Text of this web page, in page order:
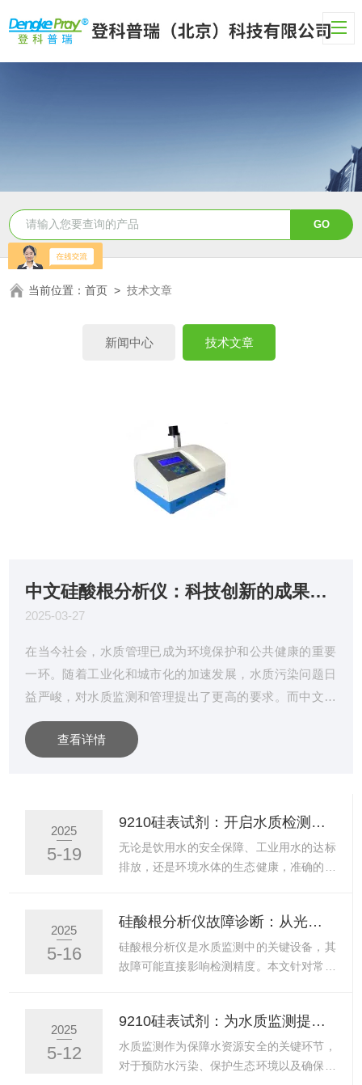
当前位置：首页 >技术文章
新闻中心 技术文章
中文硅酸根分析仪：科技创新的成果，为水质管理提供新方案！
2025-03-27
在当今社会，水质管理已成为环境保护和公共健康的重要
一环。随着工业化和城市化的加速发展，水质污染问题日
益严峻，对水质监测和管理提出了更高的要求。而中文硅
酸根分析仪作为科技创新的成果，正以其优势和精准的性
能，为水质管理提供着全新的解决方案。硅酸根是水中常
显得尤为重要。中文硅酸根仪应运而生，它采用先进的检
测技术，能够快速、准确地测定水...
查看详情
2025
5-19
9210硅表试剂：开启水质检测的新篇章
无论是饮用水的安全保障、工业用水的达标
排放，还是环境水体的生态健康，准确的水
准、便捷的特点，为水质检测领域带来了全
新的变革，开启了水质检测的新篇章。硅表
试剂主要用于检测水中的硅含量。硅是许多
中，例如在发电厂的锅炉用水中，硅含量过
高会导致水垢的形成，影响锅炉的热效率和
使用寿命；在半导体制造和电子工业中，超
2025
5-16
硅酸根分析仪故障诊断：从光源衰减到管路堵塞的快速排查指南
硅酸根分析仪是水质监测中的关键设备，其
故障可能直接影响检测精度。本文针对常见
源衰减排查故障表现显色反应后吸光度值异
常偏低（如标准溶液读数低于理论值
80%）。空白溶液吸光度波动
2025
5-12
9210硅表试剂：为水质监测提供可靠支持
水质监测作为保障水资源安全的关键环节，
对于预防水污染、保护生态环境以及确保人